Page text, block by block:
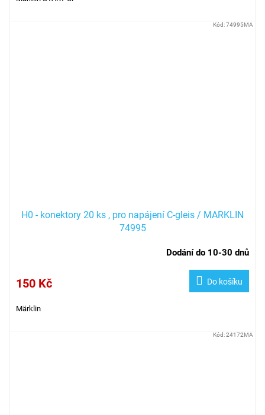
H0 - konektory 20 ks , pro napájení C-gleis / MARKLIN
74995
Dodání do 10-30 dnů
150 Kč Do košíku
Märklin
Kód:74995MA
Kód:24172MA